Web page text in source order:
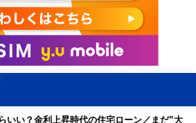
いい？金利上昇時代の住宅ローン／まだ”大